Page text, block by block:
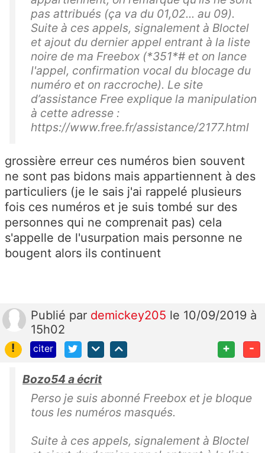
pas attribués (ça va du 01,02... au 09).
Suite à ces appels, signalement à Bloctel
et ajout du dernier appel entrant à la liste
noire de ma Freebox (*351*# et on lance
l'appel, confirmation vocal du blocage du
numéro et on raccroche). Le site
d’assistance Free explique la manipulation
à cette adresse :
https://www.free.fr/assistance/2177.html
grossière erreur ces numéros bien souvent
ne sont pas bidons mais appartiennent à des
particuliers (je le sais j'ai rappelé plusieurs
fois ces numéros et je suis tombé sur des
personnes qui ne comprenait pas) cela
s'appelle de l'usurpation mais personne ne
bougent alors ils continuent
Publié par demickey205 le 10/09/2019 à
15h02
!
citer + -
Bozo54 a écrit
Perso je suis abonné Freebox et je bloque
tous les numéros masqués.
Suite à ces appels, signalement à Bloctel